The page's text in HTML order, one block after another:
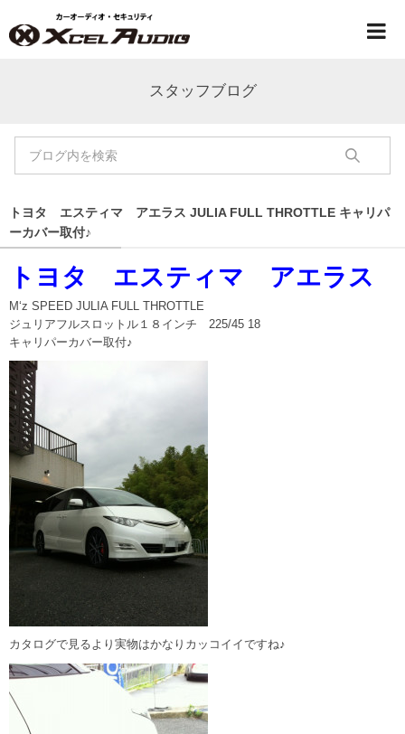
スタッフブログ
トヨタ エスティマ アエラス JULIA FULL THROTTLE キャリパ
ーカバー取付♪
トヨタ エスティマ アエラス
M‘z SPEED JULIA FULL THROTTLE
ジュリアフルスロットル１８インチ 225/45 18
キャリパーカバー取付♪
カタログで見るより実物はかなりカッコイイですね♪